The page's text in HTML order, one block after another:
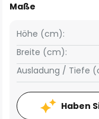
Maße
Breite (cm):
Höhe (cm):
Ausladung / Tiefe
Haben